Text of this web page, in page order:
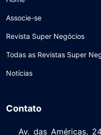
Associe-se
Revista Super Negócios
Todas as Revistas Super
Notícias
Contato
Av. das Américas,